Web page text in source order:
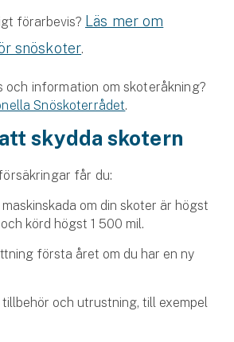
alla försäkringar
förarbevis? Läs mer om
snöskoter.
och information om skoteråkning?
Snöskoterrådet.
skydda skotern
får du:
om din skoter är högst
körd högst 1 500 mil.
första året om du har en ny
och utrustning, till exempel